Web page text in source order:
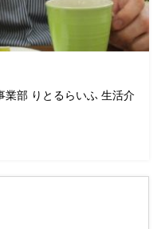
業部 りとるらいふ 生活介